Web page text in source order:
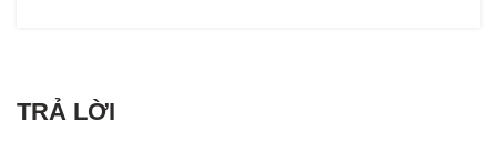
TRẢ LỜI